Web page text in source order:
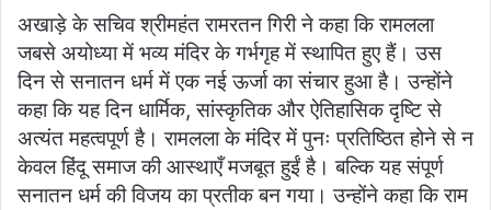
अखाड़े के सचिव श्रीमहंत रामरतन गिरी ने कहा कि रामलला
जबसे अयोध्या में भव्य मंदिर के गर्भगृह में स्थापित हुए हैं। उस
दिन से सनातन धर्म में एक नई ऊर्जा का संचार हुआ है। उन्होंने
कहा कि यह दिन धार्मिक, सांस्कृतिक और ऐतिहासिक दृष्टि से
अत्यंत महत्वपूर्ण है। रामलला के मंदिर में पुनः प्रतिष्ठित होने से न
केवल हिंदू समाज की आस्थाएँ मजबूत हुईं है। बल्कि यह संपूर्ण
सनातन धर्म की विजय का प्रतीक बन गया। उन्होंने कहा कि राम